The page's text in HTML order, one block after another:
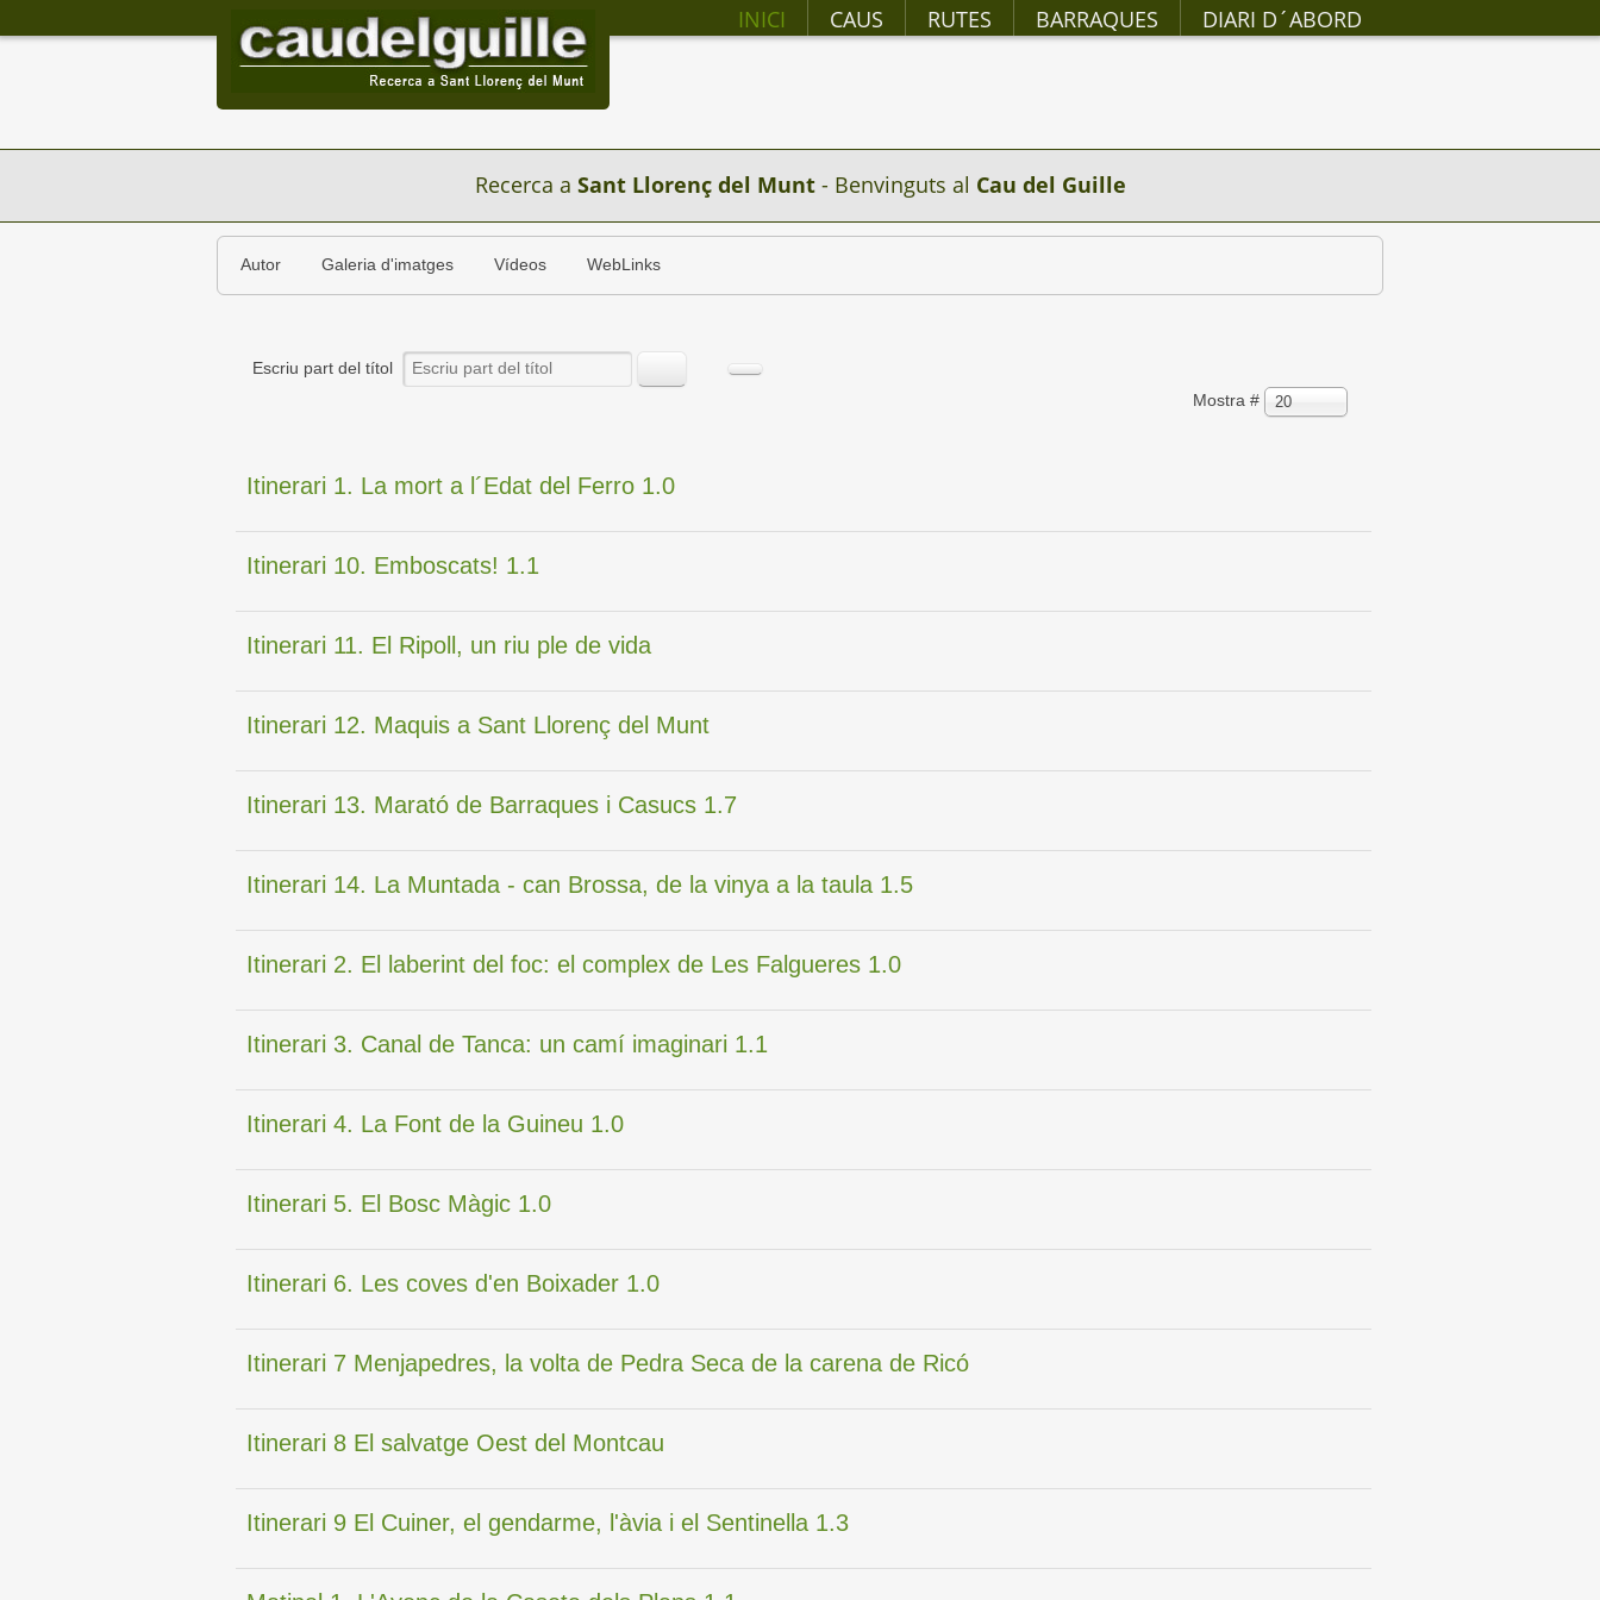
INICI CAUS RUTES BARRAQUES DIARI D´ABORD
Recerca a Sant Llorenç del Munt- Benvinguts al Cau del Guille
Autor Galeria d'imatges Vídeos WebLinks
Escriu part del títol
Mostra #
20
Itinerari 1. La mort a l´Edat del Ferro 1.0
Itinerari 10. Emboscats! 1.1
Itinerari 11. El Ripoll, un riu ple de vida
Itinerari 12. Maquis a Sant Llorenç del Munt
Itinerari 13. Marató de Barraques i Casucs 1.7
Itinerari 14. La Muntada - can Brossa, de la vinya a la taula 1.5
Itinerari 2. El laberint del foc: el complex de Les Falgueres 1.0
Itinerari 3. Canal de Tanca: un camí imaginari 1.1
Itinerari 4. La Font de la Guineu 1.0
Itinerari 5. El Bosc Màgic 1.0
Itinerari 6. Les coves d'en Boixader 1.0
Itinerari 7 Menjapedres, la volta de Pedra Seca de la carena de Ricó
Itinerari 8 El salvatge Oest del Montcau
Itinerari 9 El Cuiner, el gendarme, l'àvia i el Sentinella 1.3